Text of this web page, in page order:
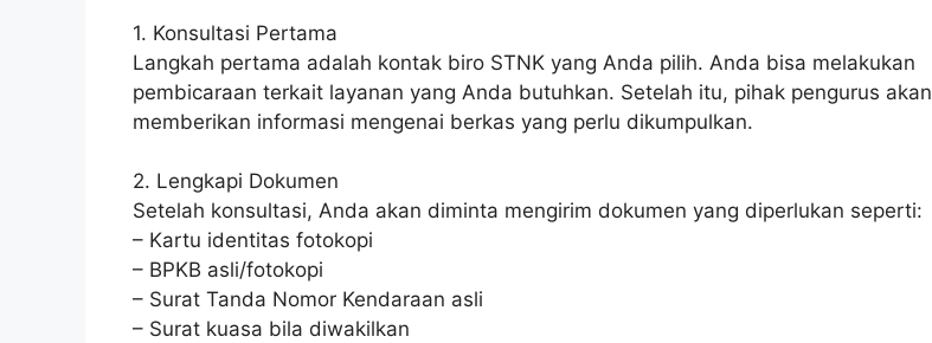
1. Konsultasi Pertama
Langkah pertama adalah kontak biro STNK yang Anda pilih. Anda bisa melakukan
pembicaraan terkait layanan yang Anda butuhkan. Setelah itu, pihak pengurus akan
memberikan informasi mengenai berkas yang perlu dikumpulkan.
2. Lengkapi Dokumen
Setelah konsultasi, Anda akan diminta mengirim dokumen yang diperlukan seperti:
– Kartu identitas fotokopi
– BPKB asli/fotokopi
– Surat Tanda Nomor Kendaraan asli
– Surat kuasa bila diwakilkan